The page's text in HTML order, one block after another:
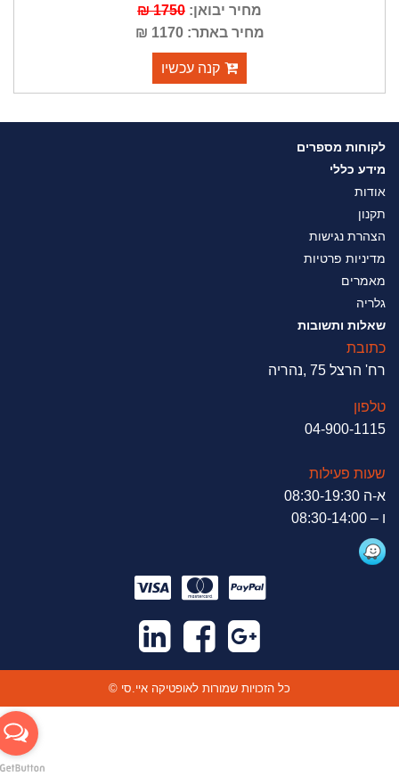
מחיר יבואן:1750 ₪
מחיר באתר: 1170 ₪
קנה עכשיו
לקוחות מספרים
מידע כללי
אודות
תקנון
הצהרת נגישות
מדיניות פרטיות
מאמרים
גלריה
שאלות ותשובות
כתובת
רח' הרצל 75 ,נהריה
טלפון
04-900-1115
שעות פעילות
א-ה 08:30-19:30
ו – 08:30-14:00
© כל הזכויות שמורות לאופטיקה איי.סי